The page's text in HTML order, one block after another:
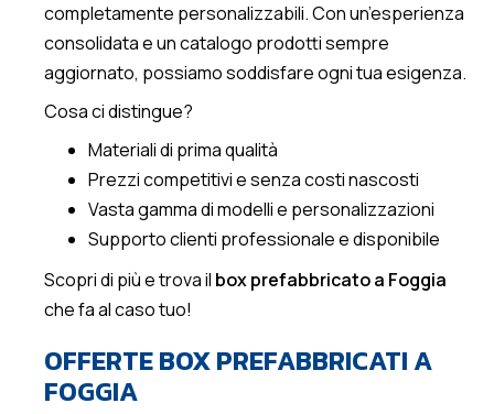
completamente personalizzabili. Con un’esperienza
consolidata e un catalogo prodotti sempre
aggiornato, possiamo soddisfare ogni tua esigenza.
Cosa ci distingue?
Materiali di prima qualità
Prezzi competitivi e senza costi nascosti
Vasta gamma di modelli e personalizzazioni
Supporto clienti professionale e disponibile
Scopri di più e trova il box prefabbricato a Foggia
che fa al caso tuo!
OFFERTE BOX PREFABBRICATI A
FOGGIA